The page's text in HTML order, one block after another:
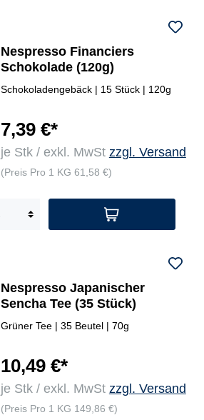
Nespresso Financiers
Schokolade (120g)
Schokoladengebäck | 15 Stück | 120g
7,39 €*
je Stk / exkl. MwSt zzgl. Versand
(Preis Pro 1 KG 61,58 €)
Nespresso Japanischer
Sencha Tee (35 Stück)
Grüner Tee | 35 Beutel | 70g
10,49 €*
je Stk / exkl. MwSt zzgl. Versand
(Preis Pro 1 KG 149,86 €)